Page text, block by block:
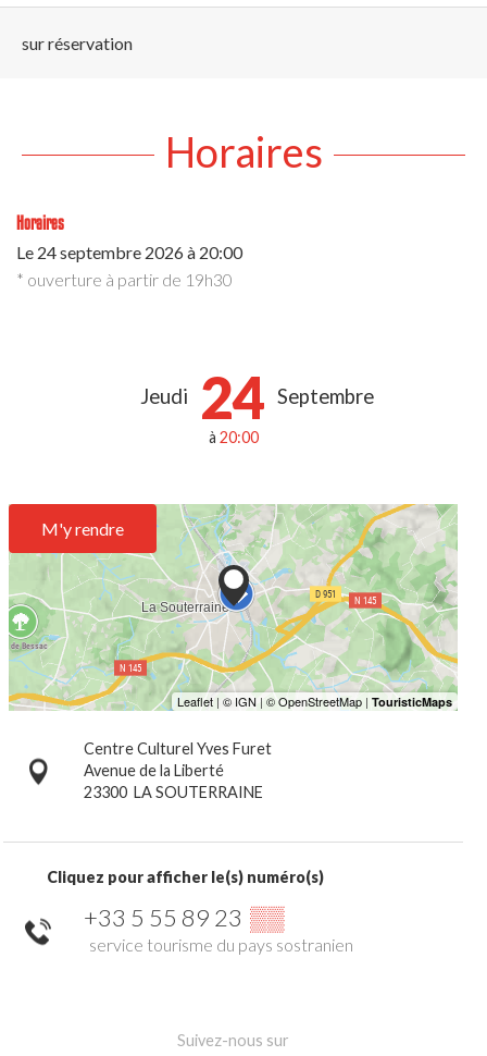
sur réservation
Horaires
Horaires
Le 24 septembre 2026à 20:00
* ouverture à partir de 19h30
Jeudi 24 Septembre
à 20:00
M'y rendre
Centre Culturel Yves Furet
Avenue de la Liberté
23300 LA SOUTERRAINE
Cliquez pour afficher le(s) numéro(s)
+33 5 55 89 23 ▒▒
service tourisme du pays sostranien
Suivez-nous sur